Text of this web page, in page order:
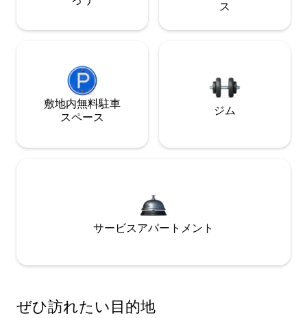
ス
敷地内無料駐⁠車
ス⁠ペ⁠ー⁠ス
ジム
サービスアパートメント
ぜひ訪⁠れ⁠た⁠い目⁠的⁠地